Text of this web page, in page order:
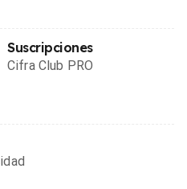
Suscripciones
Cifra Club PRO